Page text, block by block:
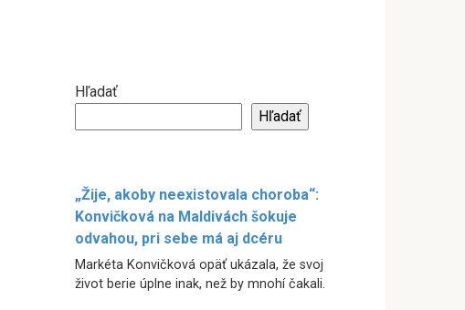
Hľadať
Hľadať
„Žije, akoby neexistovala choroba“:
Konvičková na Maldivách šokuje
odvahou, pri sebe má aj dcéru
Markéta Konvičková opäť ukázala, že svoj
život berie úplne inak, než by mnohí čakali.